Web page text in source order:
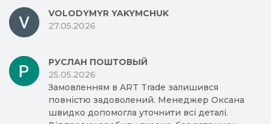
VOLODYMYR YAKYMCHUK
27.05.2026
РУСЛАН ПОШТОВЫЙ
25.05.2026
Замовленням в ART Trade залишився
повністю задоволений. Менеджер Оксана
швидко допомогла уточнити всі деталі.